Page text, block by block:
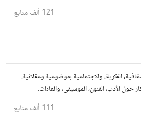
121 ألف متابع
الفكرية، والاجتماعية بموضوعية وعقلانية.
حول الأدب، الفنون، الموسيقى، والعادات.
111 ألف متابع